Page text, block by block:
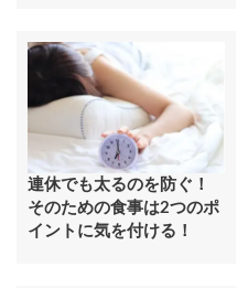
連休でも太るのを防ぐ！
そのための食事は2つのポ
イントに気を付ける！